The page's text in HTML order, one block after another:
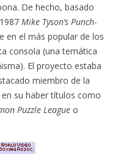
De hecho, basado
Mike Tyson’s Punch-
en el más popular de los
consola (una temática
El proyecto estaba
miembro de la
su haber títulos como
Puzzle League o